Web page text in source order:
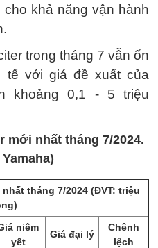
khả năng vận hành
trong tháng 7 vẫn ổn
tế với giá đề xuất của
khoảng 0,1 - 5 triệu
mới nhất tháng 7/2024.
tháng 7/2024 (ĐVT: triệu
niêm
yết
Giá đại lý
Chênh
lệch